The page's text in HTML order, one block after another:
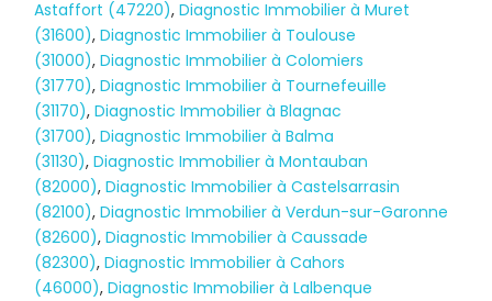
Astaffort (47220),Diagnostic Immobilier à Muret
(31600),Diagnostic Immobilier à Toulouse
(31000),Diagnostic Immobilier à Colomiers
(31770),Diagnostic Immobilier à Tournefeuille
(31170),Diagnostic Immobilier à Blagnac
(31700),Diagnostic Immobilier à Balma
(31130),Diagnostic Immobilier à Montauban
(82000),Diagnostic Immobilier à Castelsarrasin
(82100),Diagnostic Immobilier à Verdun-sur-Garonne
(82600),Diagnostic Immobilier à Caussade
(82300),Diagnostic Immobilier à Cahors
(46000),Diagnostic Immobilier à Lalbenque